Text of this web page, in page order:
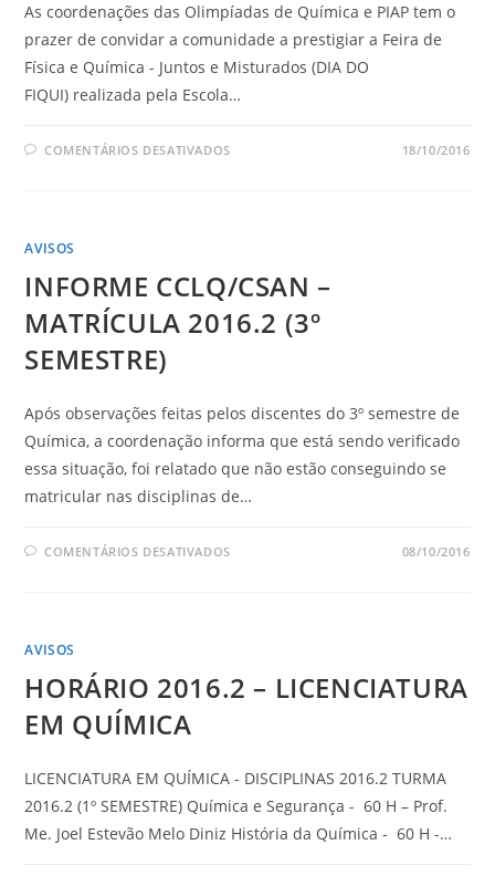
As coordenações das Olimpíadas de Química e PIAP tem o
prazer de convidar a comunidade a prestigiar a Feira de
Física e Química - Juntos e Misturados (DIA DO
FIQUI) realizada pela Escola…
COMENTÁRIOS DESATIVADOS 18/10/2016
AVISOS
INFORME CCLQ/CSAN –
MATRÍCULA 2016.2 (3º
SEMESTRE)
Após observações feitas pelos discentes do 3º semestre de
Química, a coordenação informa que está sendo verificado
essa situação, foi relatado que não estão conseguindo se
matricular nas disciplinas de…
COMENTÁRIOS DESATIVADOS 08/10/2016
AVISOS
HORÁRIO 2016.2 – LICENCIATURA
EM QUÍMICA
LICENCIATURA EM QUÍMICA - DISCIPLINAS 2016.2 TURMA
2016.2 (1º SEMESTRE) Química e Segurança - 60 H – Prof.
Me. Joel Estevão Melo Diniz História da Química - 60 H -…